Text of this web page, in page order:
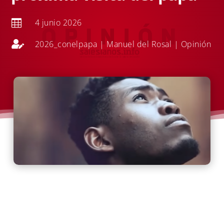
 4 junio 2026
 2026_conelpapa |Manuel del Rosal | Opinión